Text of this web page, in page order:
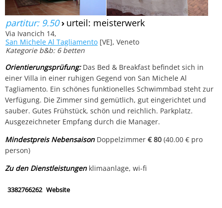
partitur: 9.50› urteil: meisterwerk
Via Ivancich 14,
San Michele Al Tagliamento [VE], Veneto
Kategorie b&b: 6 betten
Orientierungsprüfung:Das Bed & Breakfast befindet sich in
einer Villa in einer ruhigen Gegend von San Michele Al
Tagliamento. Ein schönes funktionelles Schwimmbad steht zur
Verfügung. Die Zimmer sind gemütlich, gut eingerichtet und
sauber. Gutes Frühstück, schön und reichlich. Parkplatz.
Ausgezeichneter Empfang durch die Manager.
Mindestpreis NebensaisonDoppelzimmer€ 80 (40.00 € pro
person)
Zu den Dienstleistungenklimaanlage, wi-fi
3382766262 Website